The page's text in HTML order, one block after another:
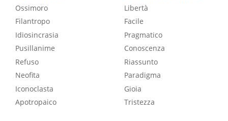
Ossimoro
Filantropo
Idiosincrasia
Pusillanime
Refuso
Neofita
Iconoclasta
Apotropaico
Libertà
Facile
Pragmatico
Conoscenza
Riassunto
Paradigma
Gioia
Tristezza